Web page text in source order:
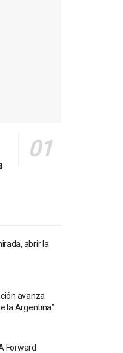
abrir la
avanza
la Argentina”
Forward